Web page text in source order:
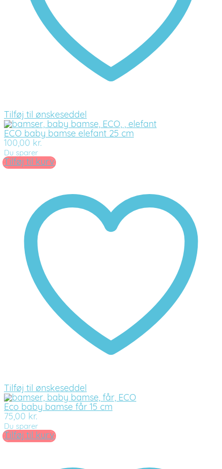
Tilføj til ønskeseddel
ECO baby bamse elefant 25 cm
100,00 kr.
Du sparer
Tilføj til kurv
Tilføj til ønskeseddel
Eco baby bamse får 15 cm
75,00 kr.
Du sparer
Tilføj til kurv